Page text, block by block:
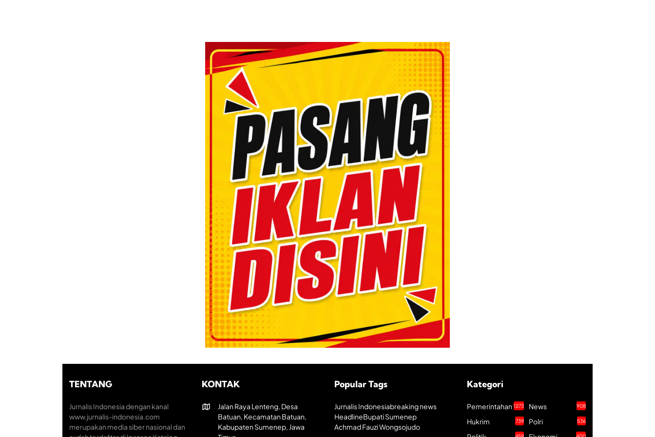
TENTANG
Jurnalis Indonesia dengan kanal
www.jurnalis-indonesia.com
merupakan media siber nasional dan
KONTAK
Jalan Raya Lenteng, Desa
Batuan, Kecamatan Batuan,
Kabupaten Sumenep, Jawa
Popular Tags
Jurnalis Indonesiabreaking news
HeadlineBupati Sumenep
Achmad Fauzi Wongsojudo
Kategori
Pemerintahan 1273 News 908
Hukrim 739 Polri 536